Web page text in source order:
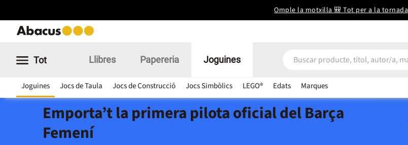
Omple la motxilla 🎒 Tot per a la tornada
Tot Llibres Papereria Joguines
Joguines Jocs de Taula Jocs de Construcció Jocs Simbòlics LEGO® Edats Marques
Emporta’t la primera pilota oficial del Barça
Femení